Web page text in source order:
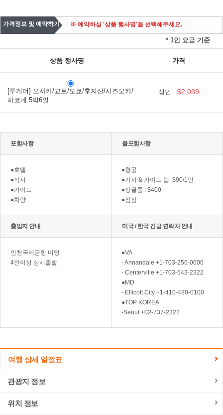
가격정보 및 예약하기 ※ 예약하실 '상품 행사명'을 선택해주세요.
* 1인 요금 기준
상품 행사명 가격
[투게더] 오사카/교토/도쿄/후지산/시즈오카/
하코네 5박6일
성인 : $2,039
포함사항
●호텔
●식사
●가이드
●차량
불포함사항
●항공
●기사 & 가이드 팁 $90/1인
●싱글룸 : $400
●점심
출발지 안내
인천국제공항 미팅
4인이상 상시출발
미국 / 한국 긴급 연락처 안내
●VA
- Annandale +1-703-256-0606
- Centerville +1-703-543-2322
●MD
- Ellicott City +1-410-480-0100
●TOP KOREA
-Seoul +02-737-2322
여행 상세 일정표
관광지 정보
위치 정보